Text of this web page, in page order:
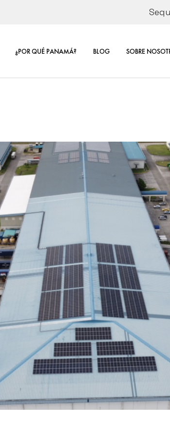
¿POR QUÉ PANAMÁ? BLOG SOBRE